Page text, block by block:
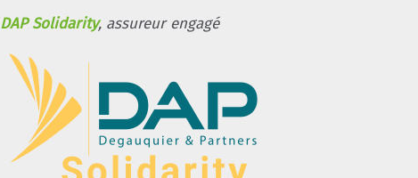
DAP Solidarity, assureur engagé